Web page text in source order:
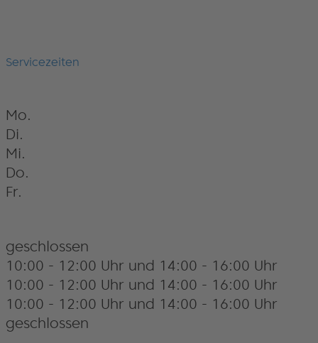
Servicezeiten
Mo.
Di.
Mi.
Do.
Fr.
geschlossen
10:00 - 12:00 Uhr und 14:00 - 16:00 Uhr
10:00 - 12:00 Uhr und 14:00 - 16:00 Uhr
10:00 - 12:00 Uhr und 14:00 - 16:00 Uhr
geschlossen